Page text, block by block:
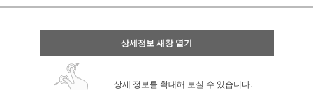
상세정보 새창 열기
상세 정보를 확대해 보실 수 있습니다.